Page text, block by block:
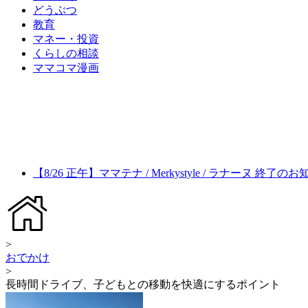
どうぶつ
教育
マネー・投資
くらしの相談
ママコマ漫画
【8/26 正午】ママテナ / Merkystyle / ラナーヌ 終了のお
>
おでかけ
>
長時間ドライブ、子どもとの移動を快適にするポイント